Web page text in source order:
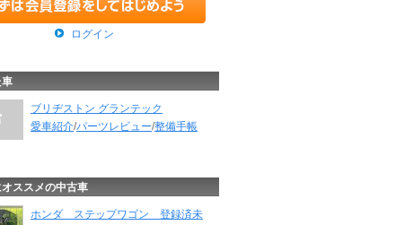
ログイン
ブリヂストン グランテック
愛車紹介/パーツレビュー/整備手帳
ススメの中古車
ホンダ ステップワゴン 登録済未